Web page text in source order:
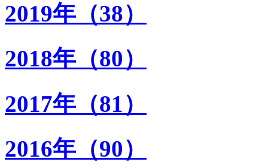
2019年（38）
2018年（80）
2017年（81）
2016年（90）